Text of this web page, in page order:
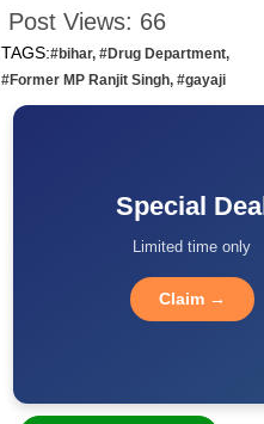
Post Views: 66
TAGS:#bihar, #Drug Department,
#Former MP Ranjit Singh, #gayaji
Special
Limited time only
Claim →